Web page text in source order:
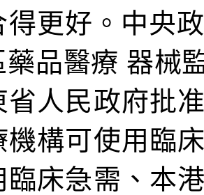
更好。中央
藥品醫療 器械
省人民政府批
機構可使用臨
臨床急需、本